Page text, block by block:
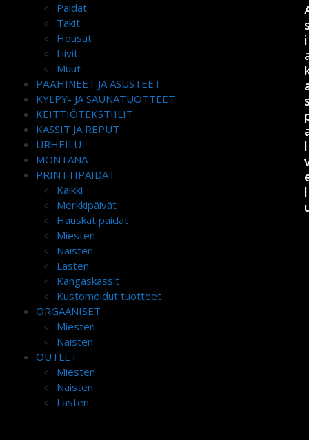
Paidat
Takit
Housut
Liivit
Muut
PÄÄHINEET JA ASUSTEET
KYLPY- JA SAUNATUOTTEET
KEITTIÖTEKSTIILIT
KASSIT JA REPUT
URHEILU
MONTANA
PRINTTIPAIDAT
Kaikki
Merkkipäivät
Hauskat paidat
Miesten
Naisten
Lasten
Kangaskassit
Kustomoidut tuotteet
ORGAANISET
Miesten
Naisten
OUTLET
Miesten
Naisten
Lasten
i
l
l